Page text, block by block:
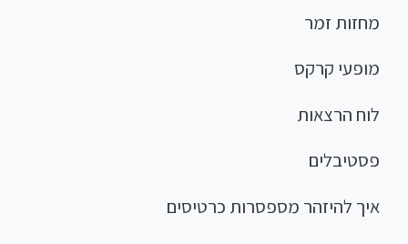
מחזות זמר
מופעי קרקס
לוח הרצאות
פסטיבלים
איך להיזהר מספסרות כרטיסים